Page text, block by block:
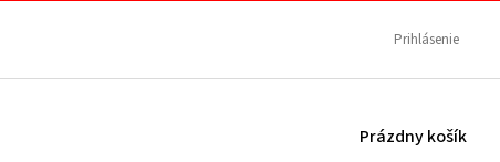
Prihlásenie
NÁKUPNÝ
Prázdny košík